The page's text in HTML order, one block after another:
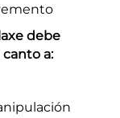
debe
a: